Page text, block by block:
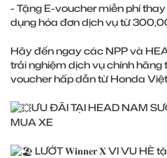
- Tặng E-voucher miễn phí
dụng hóa đơn dịch vụ từ
Hãy đến ngay các NPP và
trải nghiệm dịch vụ chính hãng
voucher hấp dẫn từ Honda
ƯU ĐÃI TẠI HEAD NAM
MUA XE
LƯỚT 𝐖𝐢𝐧𝐧𝐞𝐫 𝐗 VI VU HÈ